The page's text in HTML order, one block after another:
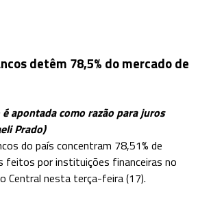
detêm 78,5% do mercado de
apontada como razão para juros
Prado)
do país concentram 78,51% de
feitos por instituições financeiras no
Central nesta terça-feira (17).